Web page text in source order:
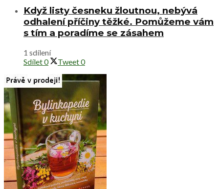
Když listy česneku žloutnou, nebývá
odhalení příčiny těžké. Pomůžeme vám
s tím a poradíme se zásahem
1 sdílení
Sdílet0 Tweet0